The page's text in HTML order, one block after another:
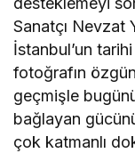
Sanatçı Nevzat
İstanbul’un
fotoğrafın
geçmişle
bağlayan
çok katmanlı